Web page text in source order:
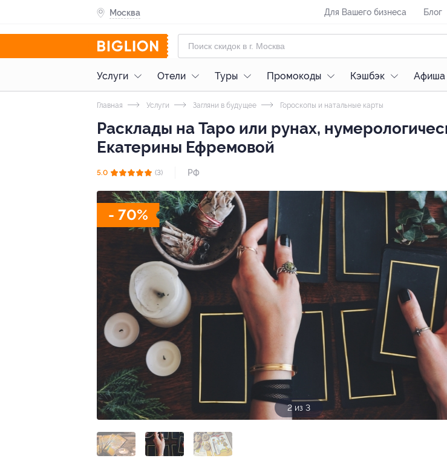
Москва Для Вашего бизнеса Блог
Услуги Отели Туры Промокоды Кэшбэк Афиша
Главная Услуги Загляни в будущее Гороскопы и натальные карты
Расклады на Таро или рунах,
Екатерины Ефремовой
5.0 (3) РФ
- 70%
2 из 3